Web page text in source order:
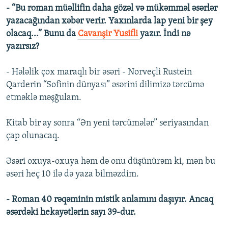
- “Bu roman müəllifin daha gözəl və mükəmməl əsərlər
yazacağından xəbər verir. Yaxınlarda lap yeni bir şey
olacaq...” Bunu da Cavanşir Yusifliyazır. İndi nə
yazırsız?
- Hələlik çox maraqlı bir əsəri - Norveçli Rustein
Qarderin “Sofinin dünyası” əsərini dilimizə tərcümə
etməklə məşğulam.
Kitab bir ay sonra “Ən yeni tərcümələr” seriyasından
çap olunacaq.
Əsəri oxuya-oxuya həm də onu düşünürəm ki, mən bu
əsəri heç 10 ilə də yaza bilməzdim.
- Roman 40 rəqəminin mistik anlamını daşıyır. Ancaq
əsərdəki hekayətlərin sayı 39-dur.